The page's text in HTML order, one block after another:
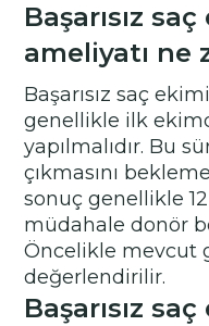
Başarısız
ameliyatı ne
Başarısız saç
genellikle ilk
yapılmalıdır. Bu
çıkmasını
sonuç genellikle
müdahale donör
Öncelikle mevcut
değerlendirilir.
Başarısız